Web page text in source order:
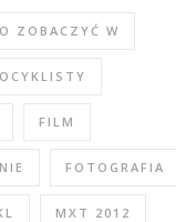
ZOBACZYĆ W
FILM
FOTOGRAFIA
MXT 2012